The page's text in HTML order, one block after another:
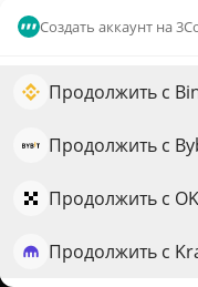
Создать аккаунт на
Продолжить с
Продолжить с
Продолжить с
Продолжить с
Подробнее
Dogecoin
$
Увеличьте рост
QuantPilot —
ваши стратегии и